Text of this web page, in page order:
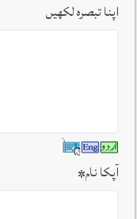
اپنا تبصرہ لکھیں
آپکا نام*